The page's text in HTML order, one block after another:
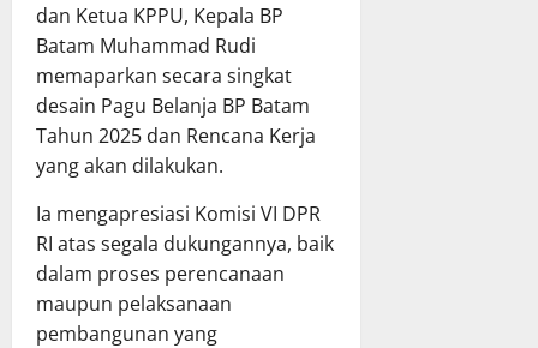
dan Ketua KPPU, Kepala BP
Batam Muhammad Rudi
memaparkan secara singkat
desain Pagu Belanja BP Batam
Tahun 2025 dan Rencana Kerja
yang akan dilakukan.
Ia mengapresiasi Komisi VI DPR
RI atas segala dukungannya, baik
dalam proses perencanaan
maupun pelaksanaan
pembangunan yang